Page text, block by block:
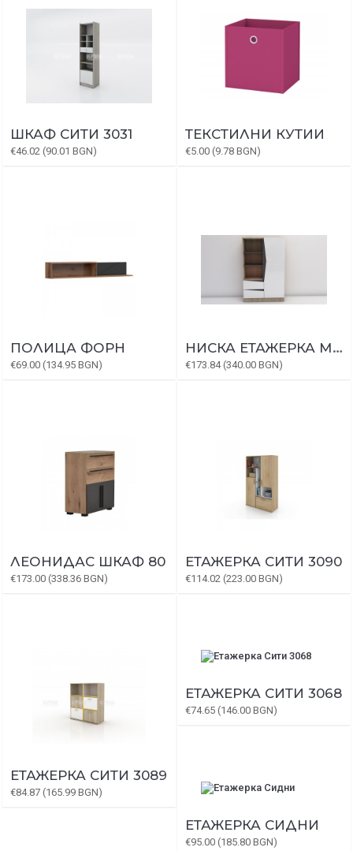
ШКАФ СИТИ 3031
€46.02 (90.01 BGN)
ТЕКСТИЛНИ КУТИИ
€5.00 (9.78 BGN)
ПОЛИЦА ФОРН
€69.00 (134.95 BGN)
НИСКА ЕТАЖЕРКА МАРТИ МОДУЛ 4
€173.84 (340.00 BGN)
ЛЕОНИДАС ШКАФ 80
€173.00 (338.36 BGN)
ЕТАЖЕРКА СИТИ 3090
€114.02 (223.00 BGN)
ЕТАЖЕРКА СИТИ 3089
€84.87 (165.99 BGN)
ЕТАЖЕРКА СИТИ 3068
€74.65 (146.00 BGN)
ЕТАЖЕРКА СИДНИ
€95.00 (185.80 BGN)